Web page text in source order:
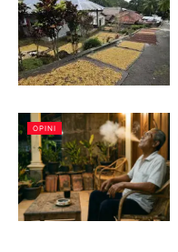
OPINI